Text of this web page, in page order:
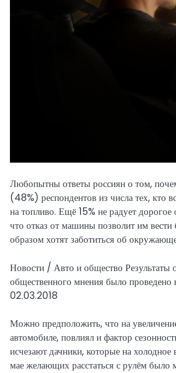
Любопытны ответы россиян о том,
(48%) респондентов из числа тех, кто
на топливо. Ещё 15% не радует
что отказ от машины позволит им
образом хотят заботиться об
Новости / Авто и общество Результаты
общественного мнения было
02.03.2018
Можно предположить, что на
автомобиле, повлиял и фактор
исчезают дачники, которые на
мае желающих расстаться с рулём было